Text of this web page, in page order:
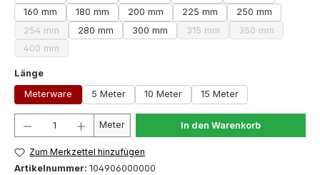
160 mm
180 mm 200 mm 225 mm
250 mm
254 mm
(Diese Option ist zurzeit nicht verfügbar.)
280 mm 300 mm 315 mm
(Diese Option ist zurzeit
350 mm
(Diese Option
400 mm
(Diese Option ist zurzeit nicht verfügbar.)
Längeauswählen
Meterware
5 Meter 10 Meter 15 Meter
Produkt Anzahl: Gib den gewünschten Wert ein
Meter In den Warenkorb
Zum Merkzettel hinzufügen
Artikelnummer: 104906000000